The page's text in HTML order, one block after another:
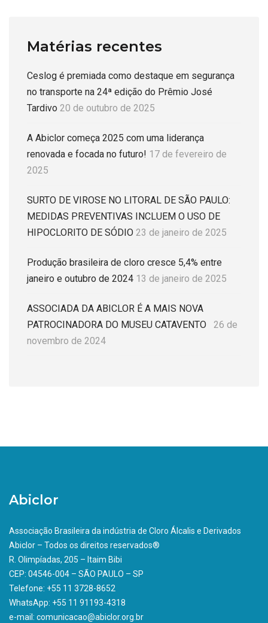
Matérias recentes
Ceslog é premiada como destaque em segurança
no transporte na 24ª edição do Prêmio José
Tardivo 20 de outubro de 2025
A Abiclor começa 2025 com uma liderança
renovada e focada no futuro! 17 de fevereiro de
2025
SURTO DE VIROSE NO LITORAL DE SÃO PAULO:
MEDIDAS PREVENTIVAS INCLUEM O USO DE
HIPOCLORITO DE SÓDIO 23 de janeiro de 2025
Produção brasileira de cloro cresce 5,4% entre
janeiro e outubro de 2024 13 de janeiro de 2025
ASSOCIADA DA ABICLOR É A MAIS NOVA
PATROCINADORA DO MUSEU CATAVENTO
26 de
novembro de 2024
Abiclor
Associação Brasileira da indústria de Cloro Álcalis e Derivados
Abiclor – Todos os direitos reservados®
R. Olimpíadas, 205 – Itaim Bibi
CEP: 04546-004 – SÃO PAULO – SP
Telefone: +55 11 3728-8652
WhatsApp: +55 11 91193-4318
e-mail: comunicacao@abiclor.org.br